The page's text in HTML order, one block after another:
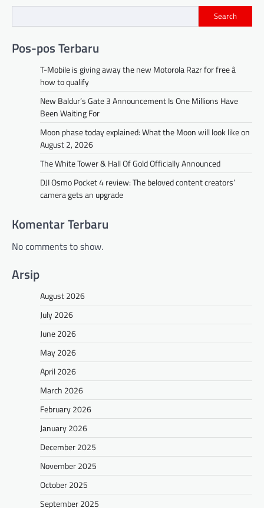
Search
Pos-pos Terbaru
T-Mobile is giving away the new Motorola Razr for free â
how to qualify
New Baldur’s Gate 3 Announcement Is One Millions Have
Been Waiting For
Moon phase today explained: What the Moon will look like on
August 2, 2026
The White Tower & Hall Of Gold Officially Announced
DJI Osmo Pocket 4 review: The beloved content creators’
camera gets an upgrade
Komentar Terbaru
No comments to show.
Arsip
August 2026
July 2026
June 2026
May 2026
April 2026
March 2026
February 2026
January 2026
December 2025
November 2025
October 2025
September 2025